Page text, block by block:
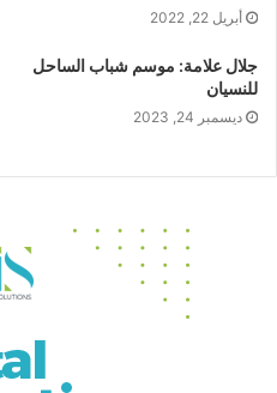
أبريل 22, 2022
جلال علامة: موسم شباب الساحل
للنسيان
ديسمبر 24, 2023